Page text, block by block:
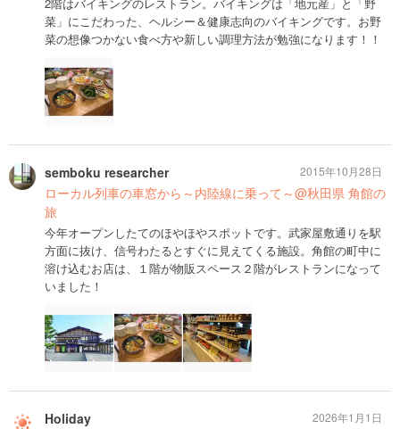
菜」にこだわった、ヘルシー＆健康志向のバイキングです。お野
菜の想像つかない食べ方や新しい調理方法が勉強になります！！
semboku researcher
ローカル列車の車窓から～内陸線に乗って～@秋田県 角館の
旅
今年オープンしたてのほやほやスポットです。武家屋敷通りを駅
方面に抜け、信号わたるとすぐに見えてくる施設。角館の町中に
溶け込むお店は、１階が物販スペース２階がレストランになって
いました！
2015年10月28日
Holiday 2026年1月1日